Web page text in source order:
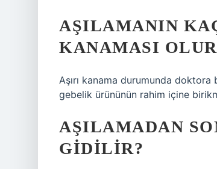
AŞILAMANIN
KANAMASI
Aşırı kanama durumunda
gebelik ürününün rahim içine
AŞILAMADAN
GIDILIR?